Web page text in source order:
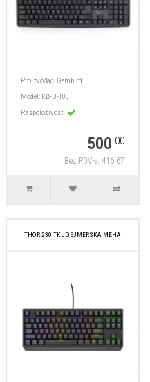
Proizvođač: Gembird
Model: KB-U-103
Raspoloživost:
500.00
Bez PDV-a: 416.67
THOR 230 TKL GEJMERSKA MEHA